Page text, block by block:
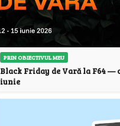
PRIN OBIECTIVUL MEU
Black Friday de Vară la F64 —
iunie